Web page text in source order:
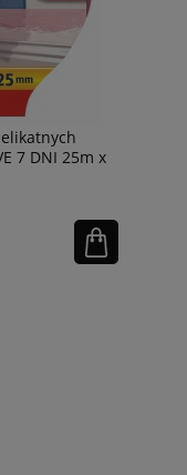
7 DNI 25m x